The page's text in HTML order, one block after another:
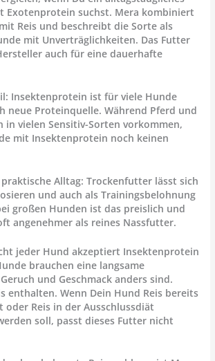
Exotenprotein suchst. Mera kombiniert
Reis und beschreibt die Sorte als
mit Unverträglichkeiten. Das Futter
auch für eine dauerhafte
Insektenprotein ist für viele Hunde
neue Proteinquelle. Während Pferd und
in vielen Sensitiv-Sorten vorkommen,
mit Insektenprotein noch keinen
Alltag: Trockenfutter lässt sich
und auch als Trainingsbelohnung
großen Hunden ist das preislich und
angenehmer als reines Nassfutter.
jeder Hund akzeptiert Insektenprotein
brauchen eine langsame
und Geschmack anders sind.
enthalten. Wenn Dein Hund Reis bereits
Reis in der Ausschlussdiät
soll, passt dieses Futter nicht